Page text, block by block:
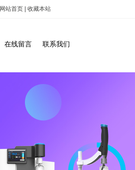
网站首页 收藏本站
在线留言 联系我们